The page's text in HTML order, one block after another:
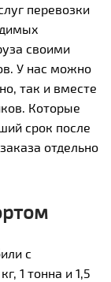
перевозки
своими
У нас можно
так и вместе
Которые
срок после
отдельно
с
1 тонна и 1,5